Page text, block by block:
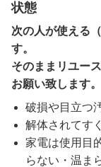
状態
次の人が使える
す。
そのままリユー
お願い致します。
破損や目立つ
解体されてす
家電は使用目
らない・温ま